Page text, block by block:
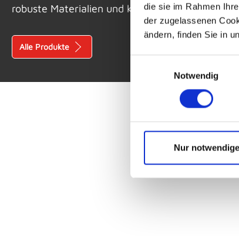
die sie im Rahmen
der zugelassenen
ändern, finden Sie in
Notwendig
Nur
robuste Materialien und komfortabler
Alle Produkte